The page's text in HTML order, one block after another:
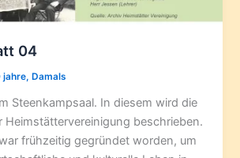
04
jahre,Damals
Steenkampsaal. In diesem wird die
Heimstättervereinigung beschrieben.
frühzeitig gegründet worden, um